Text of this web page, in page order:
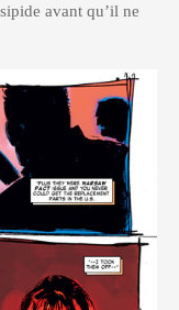
avant qu’il ne